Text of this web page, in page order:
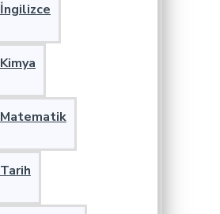
İngilizce
Kimya
Matematik
Tarih